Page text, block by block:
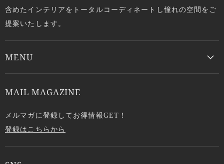
含めたインテリアをトータルコーディネートし憧れの空間をご
提案いたします。
MENU
MAIL MAGAZINE
メルマガに登録してお得情報GET！
登録はこちらから